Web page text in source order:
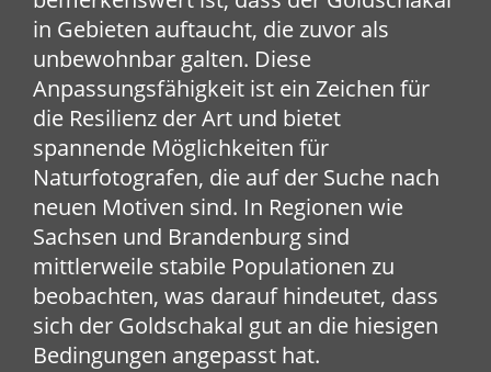
in Gebieten auftaucht, die zuvor als
unbewohnbar galten. Diese
Anpassungsfähigkeit ist ein Zeichen für
die Resilienz der Art und bietet
spannende Möglichkeiten für
Naturfotografen, die auf der Suche nach
neuen Motiven sind. In Regionen wie
Sachsen und Brandenburg sind
mittlerweile stabile Populationen zu
beobachten, was darauf hindeutet, dass
sich der Goldschakal gut an die hiesigen
Bedingungen angepasst hat.